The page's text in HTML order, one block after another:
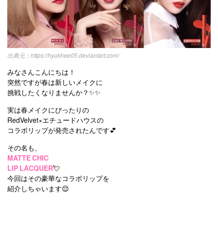
https://hyukhee05.deviantart.com/
みなさんこんにちは！
突然ですが春は新しいメイクに
挑戦したくなりませんか？✨✨
実は春メイクにぴったりの
RedVelvet×エチュードハウスの
コラボリップが発売されたんです💕
その名も、
MATTE CHIC
LIP LACQUER💘
今回はその豪華なコラボリップを
紹介しちゃいます😌